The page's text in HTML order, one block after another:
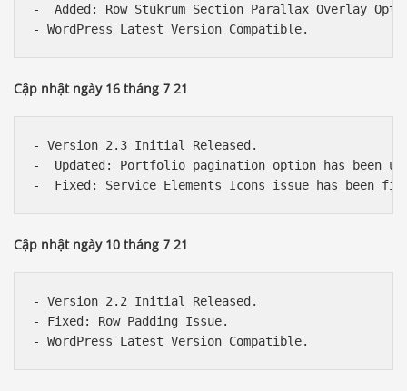
-  Added: Row Stukrum Section Parallax Overlay
Cập nhật ngày 16 tháng 7 21
- Version 2.3 Initial Released.
-  Updated: Portfolio pagination option has been
Cập nhật ngày 10 tháng 7 21
- Version 2.2 Initial Released.
- Fixed: Row Padding Issue.